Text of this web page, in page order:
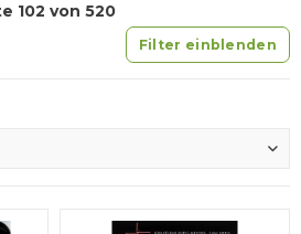
102 von 520
Filter einblenden